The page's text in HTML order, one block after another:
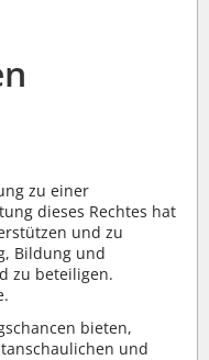
zu einer
dieses Rechtes hat
und zu
Bildung und
zu beteiligen.
bieten,
und